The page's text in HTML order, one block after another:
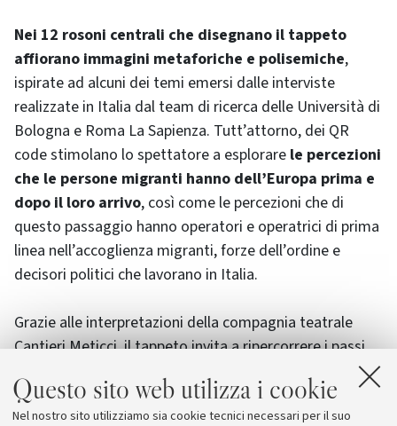
Questo sito web utilizza i cookie
Nel nostro sito utilizziamo sia cookie tecnici necessari per il suo
Nei 12 rosoni centrali che disegnano il tappeto
affiorano immagini metaforiche e polisemiche,
ispirate ad alcuni dei temi emersi dalle interviste
realizzate in Italia dal team di ricerca delle Università di
Bologna e Roma La Sapienza. Tutt’attorno, dei QR
code stimolano lo spettatore a esplorare le percezioni
che le persone migranti hanno dell’Europa prima e
dopo il loro arrivo, così come le percezioni che di
questo passaggio hanno operatori e operatrici di prima
linea nell’accoglienza migranti, forze dell’ordine e
decisori politici che lavorano in Italia.
Grazie alle interpretazioni della compagnia teatrale
Cantieri Meticci, il tappeto invita a ripercorrere i passi
dei migranti incrociando gli sguardi e le narrazioni che
insieme danno forma all’Europa che coabitiamo.